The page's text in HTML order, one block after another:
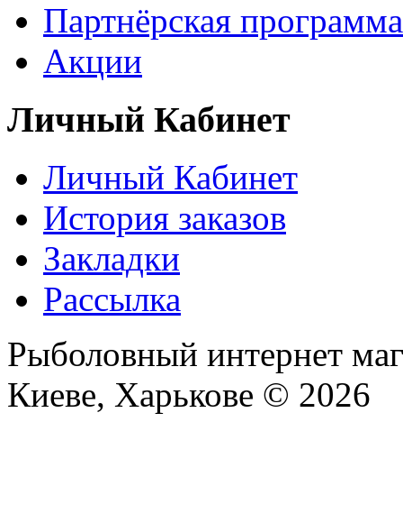
Партнёрская программа
Акции
Личный Кабинет
Личный Кабинет
История заказов
Закладки
Рассылка
Рыболовный интернет
Киеве, Харькове © 2026